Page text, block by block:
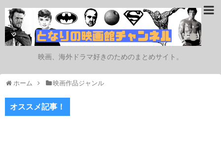
映画、海外ドラマ好きのためのまとめサイト。
ホーム 映画作品ジャンル
オススメ記事！